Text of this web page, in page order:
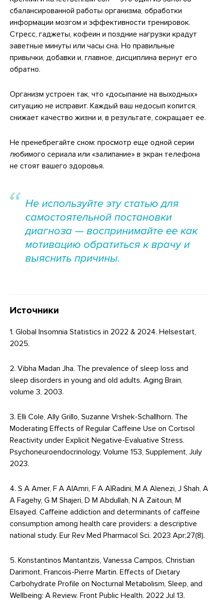
сбалансированной работы организма, обработки
информации мозгом и эффективности тренировок.
Стресс, гаджеты, кофеин и поздние нагрузки крадут
заветные минуты или часы сна. Но правильные
привычки, добавки и, главное, дисциплина вернут его
обратно.
Организм устроен так, что «досыпание на выходных»
ситуацию не исправит. Каждый ваш недосып копится,
снижает качество жизни и, в результате, сокращает ее.
Не пренебрегайте сном: просмотр еще одной серии
любимого сериала или «залипание» в экран телефона
не стоят вашего здоровья.
Не используйте эту статью для
самостоятельной постановки
диагноза — воспринимайте ее как
мотивацию обратиться к врачу и
выяснить причины.
Источники
1. Global Insomnia Statistics in 2022 & 2024. Helsestart,
2025.
2. Vibha Madan Jha. The prevalence of sleep loss and
sleep disorders in young and old adults. Aging Brain,
volume 3, 2003.
3. Elli Cole, Ally Grillo, Suzanne Vrshek-Schallhorn. The
Moderating Effects of Regular Caffeine Use on Cortisol
Reactivity under Explicit Negative-Evaluative Stress.
Psychoneuroendocrinology, Volume 153, Supplement, July
2023.
4. S A Amer, F A AlAmri, F A AlRadini, M A Alenezi, J Shah, A
A Fagehy, G M Shajeri, D M Abdullah, N A Zaitoun, M
Elsayed. Caffeine addiction and determinants of caffeine
consumption among health care providers: a descriptive
national study. Eur Rev Med Pharmacol Sci. 2023 Apr;27(8).
5. Konstantinos Mantantzis, Vanessa Campos, Christian
Darimont, Francois-Pierre Martin. Effects of Dietary
Carbohydrate Profile on Nocturnal Metabolism, Sleep, and
Wellbeing: A Review. Front Public Health. 2022 Jul 13.